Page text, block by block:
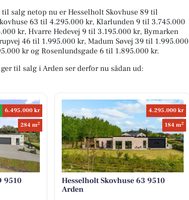
til salg netop nu er Hesselholt Skovhuse 89 til
63 til 4.295.000 kr, Klarlunden 9 til 3.745.000
kr, Hvarre Hedevej 9 til 3.195.000 kr, Bymarken
46 til 1.995.000 kr, Madum Søvej 39 til 1.995.000
kr og Rosenlundsgade 6 til 1.895.000 kr.
til salg i Arden ser derfor nu sådan ud:
6.495.000 kr
284 m2
9510
4.295.000 kr
184 m2
Hesselholt Skovhuse 63 9510
Arden